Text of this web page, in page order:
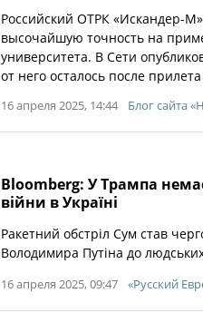
Российский ОТРК «Искандер-
высочайшую точность на
университета. В Сети
от него осталось после
16 апреля 2025, 14:44 Блог сайта
Bloomberg: У Трампа
війни в Україні
Ракетний обстріл Сум став
Володимира Путіна до
16 апреля 2025, 09:47 «Русский